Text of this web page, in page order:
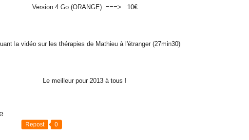
Version 4 Go (ORANGE) ===> 10€
la vidéo sur les thérapies de Mathieu à l'étranger (27min30)
Le meilleur pour 2013 à tous !
Repost 0